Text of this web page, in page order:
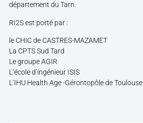
département du Tarn.
RI2S est porté par :
le CHIC de CASTRES-MAZAMET
La CPTS Sud Tard
Le groupe AGIR
L’école d’ingénieur ISIS
L’IHU Health Age -Gérontopôle de Toulouse